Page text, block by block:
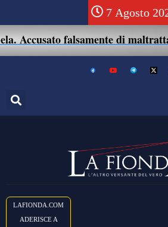
7 Agosto
Accusato falsamente di
LAFIONDA.COM
ADERISCE A